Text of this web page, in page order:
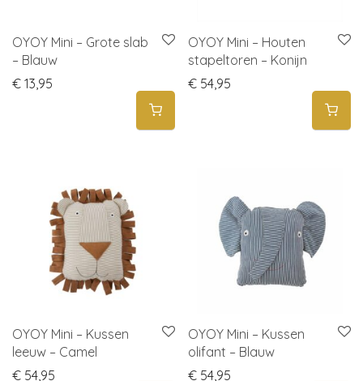
OYOY Mini – Grote slab
– Blauw
€ 13,95
OYOY Mini – Houten
stapeltoren – Konijn
€ 54,95
OYOY Mini – Kussen
leeuw – Camel
€ 54,95
OYOY Mini – Kussen
olifant – Blauw
€ 54,95